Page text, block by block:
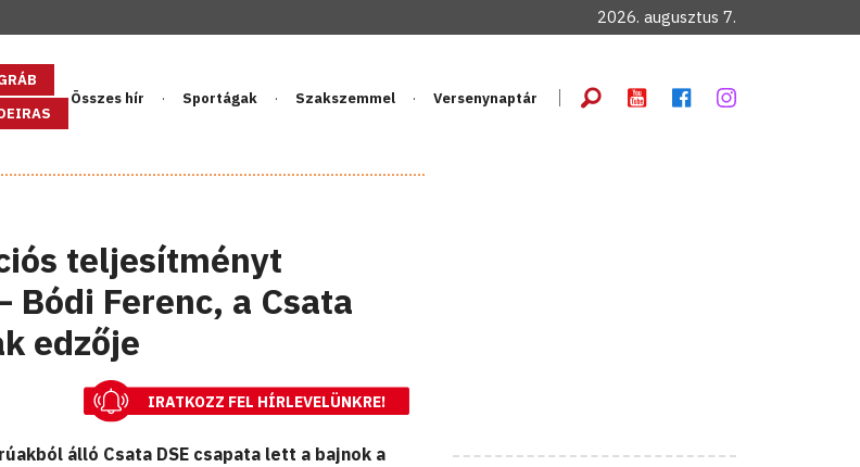
2026. augusztus 7.
Összes hír Sportágak Szakszemmel Versenynaptár
teljesítményt
Ferenc, a Csata
edzője
IRATKOZZ FEL HÍRLEVELÜNKRE!
álló Csata DSE csapata lett a bajnok a